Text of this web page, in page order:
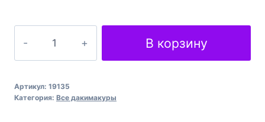
обіймашка
дакімакура
В корзину
Артикул: 19135
Категория: Все дакимакуры